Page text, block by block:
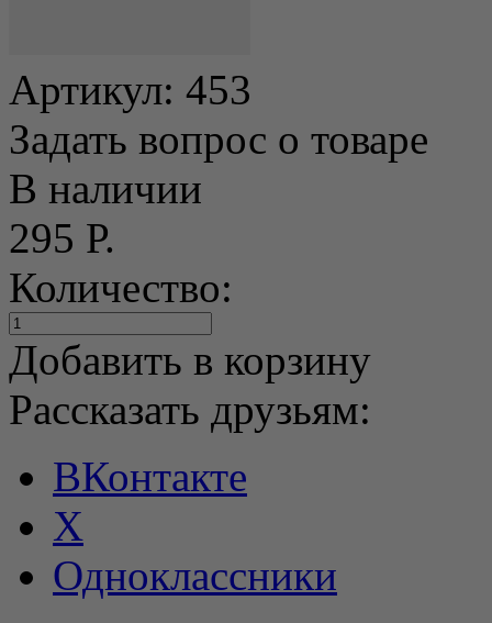
Артикул: 453
Задать вопрос о товаре
В наличии
295 Р.
Количество:
Добавить в корзину
Рассказать друзьям:
ВКонтакте
X
Одноклассники